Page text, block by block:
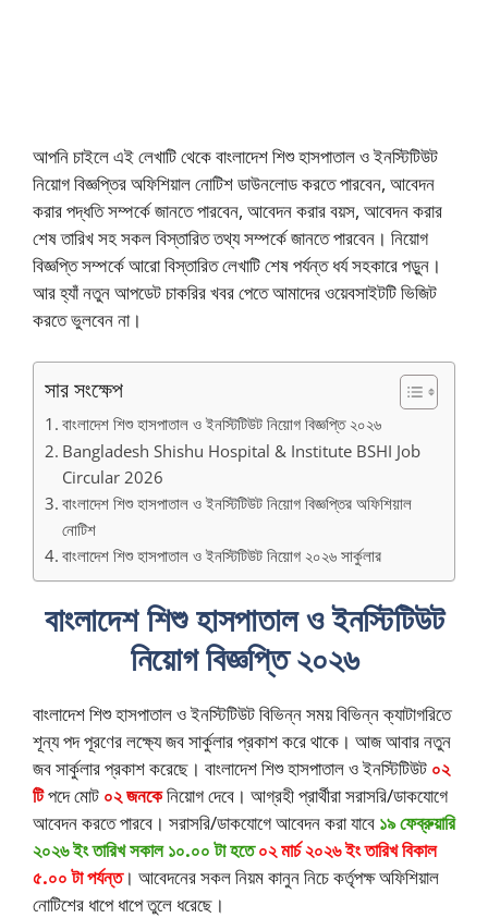
আপনি চাইলে এই লেখাটি থেকে বাংলাদেশ শিশু হাসপাতাল ও ইনস্টিটিউট
নিয়োগ বিজ্ঞপ্তির অফিশিয়াল নোটিশ ডাউনলোড করতে পারবেন, আবেদন
করার পদ্ধতি সম্পর্কে জানতে পারবেন, আবেদন করার বয়স, আবেদন করার
শেষ তারিখ সহ সকল বিস্তারিত তথ্য সম্পর্কে জানতে পারবেন। নিয়োগ
বিজ্ঞপ্তি সম্পর্কে আরো বিস্তারিত লেখাটি শেষ পর্যন্ত ধর্য সহকারে পড়ুন।
আর হ্যাঁ নতুন আপডেট চাকরির খবর পেতে আমাদের ওয়েবসাইটটি ভিজিট
করতে ভুলবেন না।
সার সংক্ষেপ
বাংলাদেশ শিশু হাসপাতাল ও ইনস্টিটিউট নিয়োগ বিজ্ঞপ্তি ২০২৬
Bangladesh Shishu Hospital & Institute BSHI Job
Circular 2026
বাংলাদেশ শিশু হাসপাতাল ও ইনস্টিটিউট নিয়োগ বিজ্ঞপ্তির অফিশিয়াল
নোটিশ
বাংলাদেশ শিশু হাসপাতাল ও ইনস্টিটিউট নিয়োগ ২০২৬ সার্কুলার
বাংলাদেশ শিশু হাসপাতাল ও ইনস্টিটিউট
নিয়োগ বিজ্ঞপ্তি ২০২৬
বাংলাদেশ শিশু হাসপাতাল ও ইনস্টিটিউট বিভিন্ন সময় বিভিন্ন ক্যাটাগরিতে
শূন্য পদ পূরণের লক্ষ্যে জব সার্কুলার প্রকাশ করে থাকে। আজ আবার নতুন
জব সার্কুলার প্রকাশ করেছে। বাংলাদেশ শিশু হাসপাতাল ও ইনস্টিটিউট ০২
টিপদে মোট ০২ জনকেনিয়োগ দেবে। আগ্রহী প্রার্থীরা সরাসরি/ডাকযোগে
আবেদন করতে পারবে। সরাসরি/ডাকযোগে আবেদন করা যাবে ১৯ ফেব্রুয়ারি
২০২৬ ইং তারিখ সকাল ১০.০০ টা হতে ০২ মার্চ ২০২৬ ইং তারিখ বিকাল
৫.০০ টা পর্যন্ত। আবেদনের সকল নিয়ম কানুন নিচে কর্তৃপক্ষ অফিশিয়াল
নোটিশের ধাপে ধাপে তুলে ধরেছে।